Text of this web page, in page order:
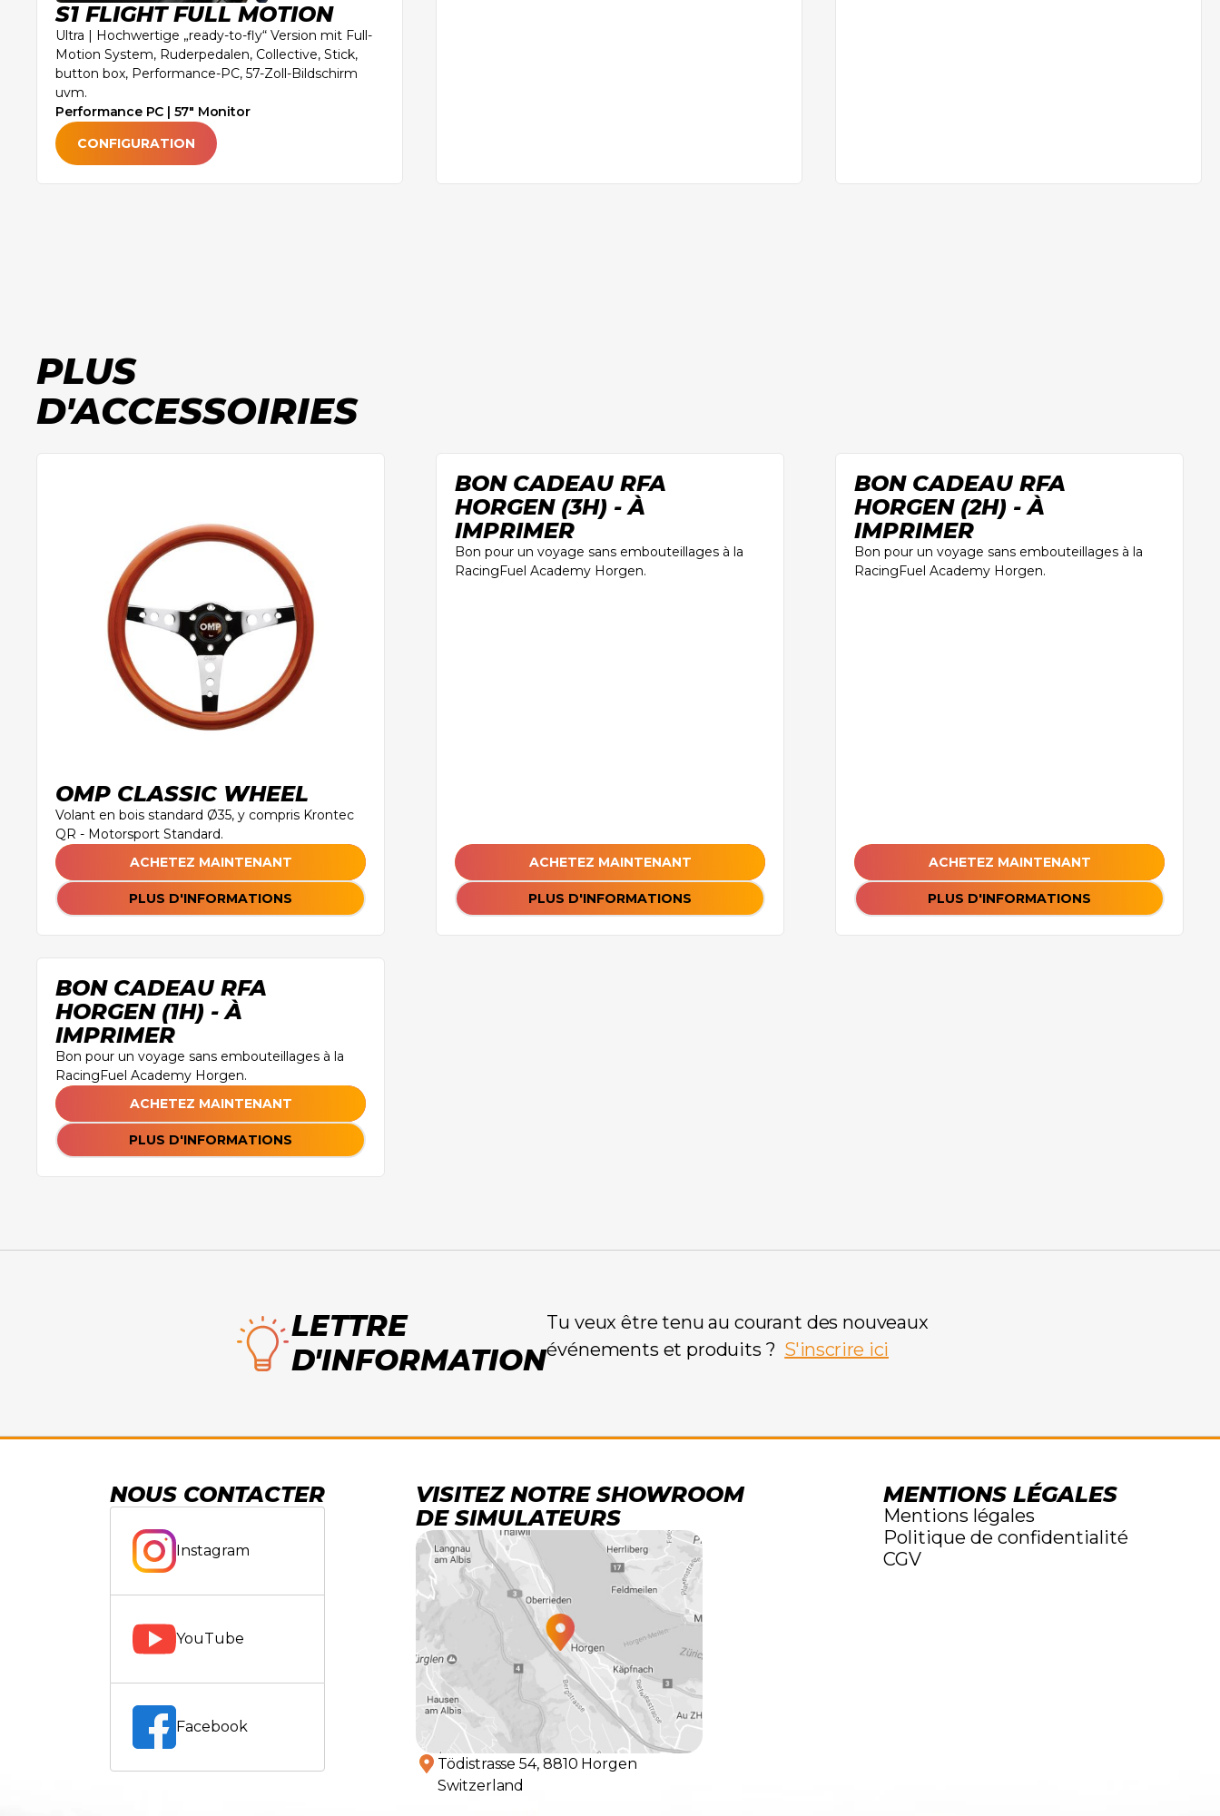
S1 FLIGHT FULL MOTION
Ultra | Hochwertige „ready-to-fly“ Version mit Full-
Motion System, Ruderpedalen, Collective, Stick,
button box, Performance-PC, 57-Zoll-Bildschirm
uvm.
Performance PC | 57" Monitor
CONFIGURATION
PLUS
D'ACCESSOIRIES
OMP CLASSIC WHEEL
Volant en bois standard Ø35, y compris Krontec
QR - Motorsport Standard.
ACHETEZ MAINTENANT
PLUS D'INFORMATIONS
BON CADEAU RFA
HORGEN (3H) - À
IMPRIMER
Bon pour un voyage sans embouteillages à la
RacingFuel Academy Horgen.
ACHETEZ MAINTENANT
PLUS D'INFORMATIONS
BON CADEAU RFA
HORGEN (2H) - À
IMPRIMER
Bon pour un voyage sans embouteillages à la
RacingFuel Academy Horgen.
ACHETEZ MAINTENANT
PLUS D'INFORMATIONS
BON CADEAU RFA
HORGEN (1H) - À
IMPRIMER
Bon pour un voyage sans embouteillages à la
RacingFuel Academy Horgen.
ACHETEZ MAINTENANT
PLUS D'INFORMATIONS
LETTRE
D'INFORMATION
Tu veux être tenu au courant des nouveaux
événements et produits ? S'inscrire ici
NOUS CONTACTER
Instagram
YouTube
Facebook
VISITEZ NOTRE SHOWROOM
DE SIMULATEURS
Tödistrasse 54, 8810 Horgen
Switzerland
MENTIONS LÉGALES
Mentions légales
Politique de confidentialité
CGV